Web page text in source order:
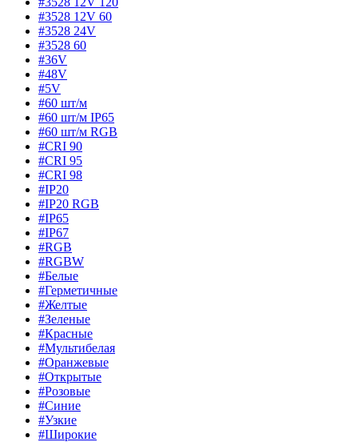
#3528 12V 60
#3528 24V
#3528 60
#36V
#48V
#5V
#60 шт/м
#60 шт/м IP65
#60 шт/м RGB
#CRI 90
#CRI 95
#CRI 98
#IP20
#IP20 RGB
#IP65
#IP67
#RGB
#RGBW
#Белые
#Герметичные
#Желтые
#Зеленые
#Красные
#Мультибелая
#Оранжевые
#Открытые
#Розовые
#Синие
#Узкие
#Широкие